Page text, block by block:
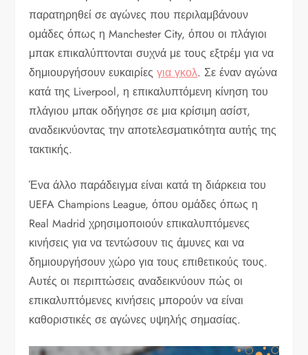
παρατηρηθεί σε αγώνες που περιλαμβάνουν
ομάδες όπως η Manchester City, όπου οι πλάγιοι
μπακ επικαλύπτονται συχνά με τους εξτρέμ για να
δημιουργήσουν ευκαιρίεςγια γκολ. Σε έναν αγώνα
κατά της Liverpool, η επικαλυπτόμενη κίνηση του
πλάγιου μπακ οδήγησε σε μια κρίσιμη ασίστ,
αναδεικνύοντας την αποτελεσματικότητα αυτής της
τακτικής.
Ένα άλλο παράδειγμα είναι κατά τη διάρκεια του
UEFA Champions League, όπου ομάδες όπως η
Real Madrid χρησιμοποιούν επικαλυπτόμενες
κινήσεις για να τεντώσουν τις άμυνες και να
δημιουργήσουν χώρο για τους επιθετικούς τους.
Αυτές οι περιπτώσεις αναδεικνύουν πώς οι
επικαλυπτόμενες κινήσεις μπορούν να είναι
καθοριστικές σε αγώνες υψηλής σημασίας.